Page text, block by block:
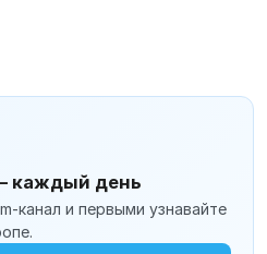
каждый день
канал и первыми узнавайте